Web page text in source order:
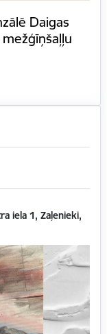
Daigas
iela 1, Zaļenieki,